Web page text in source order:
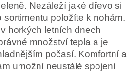
Nezáleží jaké dřevo si
sortimentu položíte k nohám.
horkých letních dnech
množství tepla a je
počasí. Komfortní a
umožní neustálé spojení